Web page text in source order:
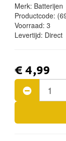
Merk: Batterijen
Productcode:
Voorraad: 3
Levertijd: Direct
€ 4,99